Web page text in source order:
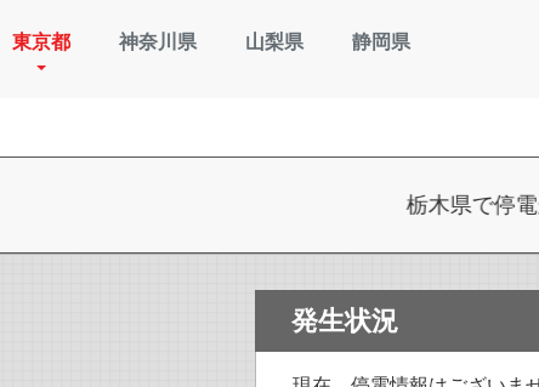
東京都 神奈川県 山梨県 静岡県
栃木県で停電が
発生状況